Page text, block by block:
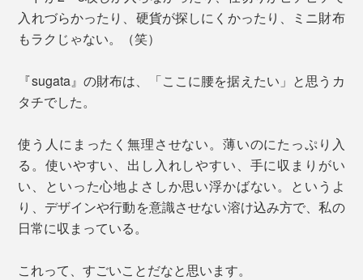
入れづらかったり、硬貨が探しにくかったり、ミニ財布
もラクじゃない。（笑）
『sugata』の財布は、「ここに腰を据えたい」と思うカ
タチでした。
使う人にまったく無理させない。薄いのにたっぷり入
る。使いやすい、出し入れしやすい、手に収まりがい
い、といった心地よさしか思い浮かばない。というよ
り、デザインや行動を意識させない溶け込み方で、私の
日常に収まっている。
これって、すごいことだなと思います。